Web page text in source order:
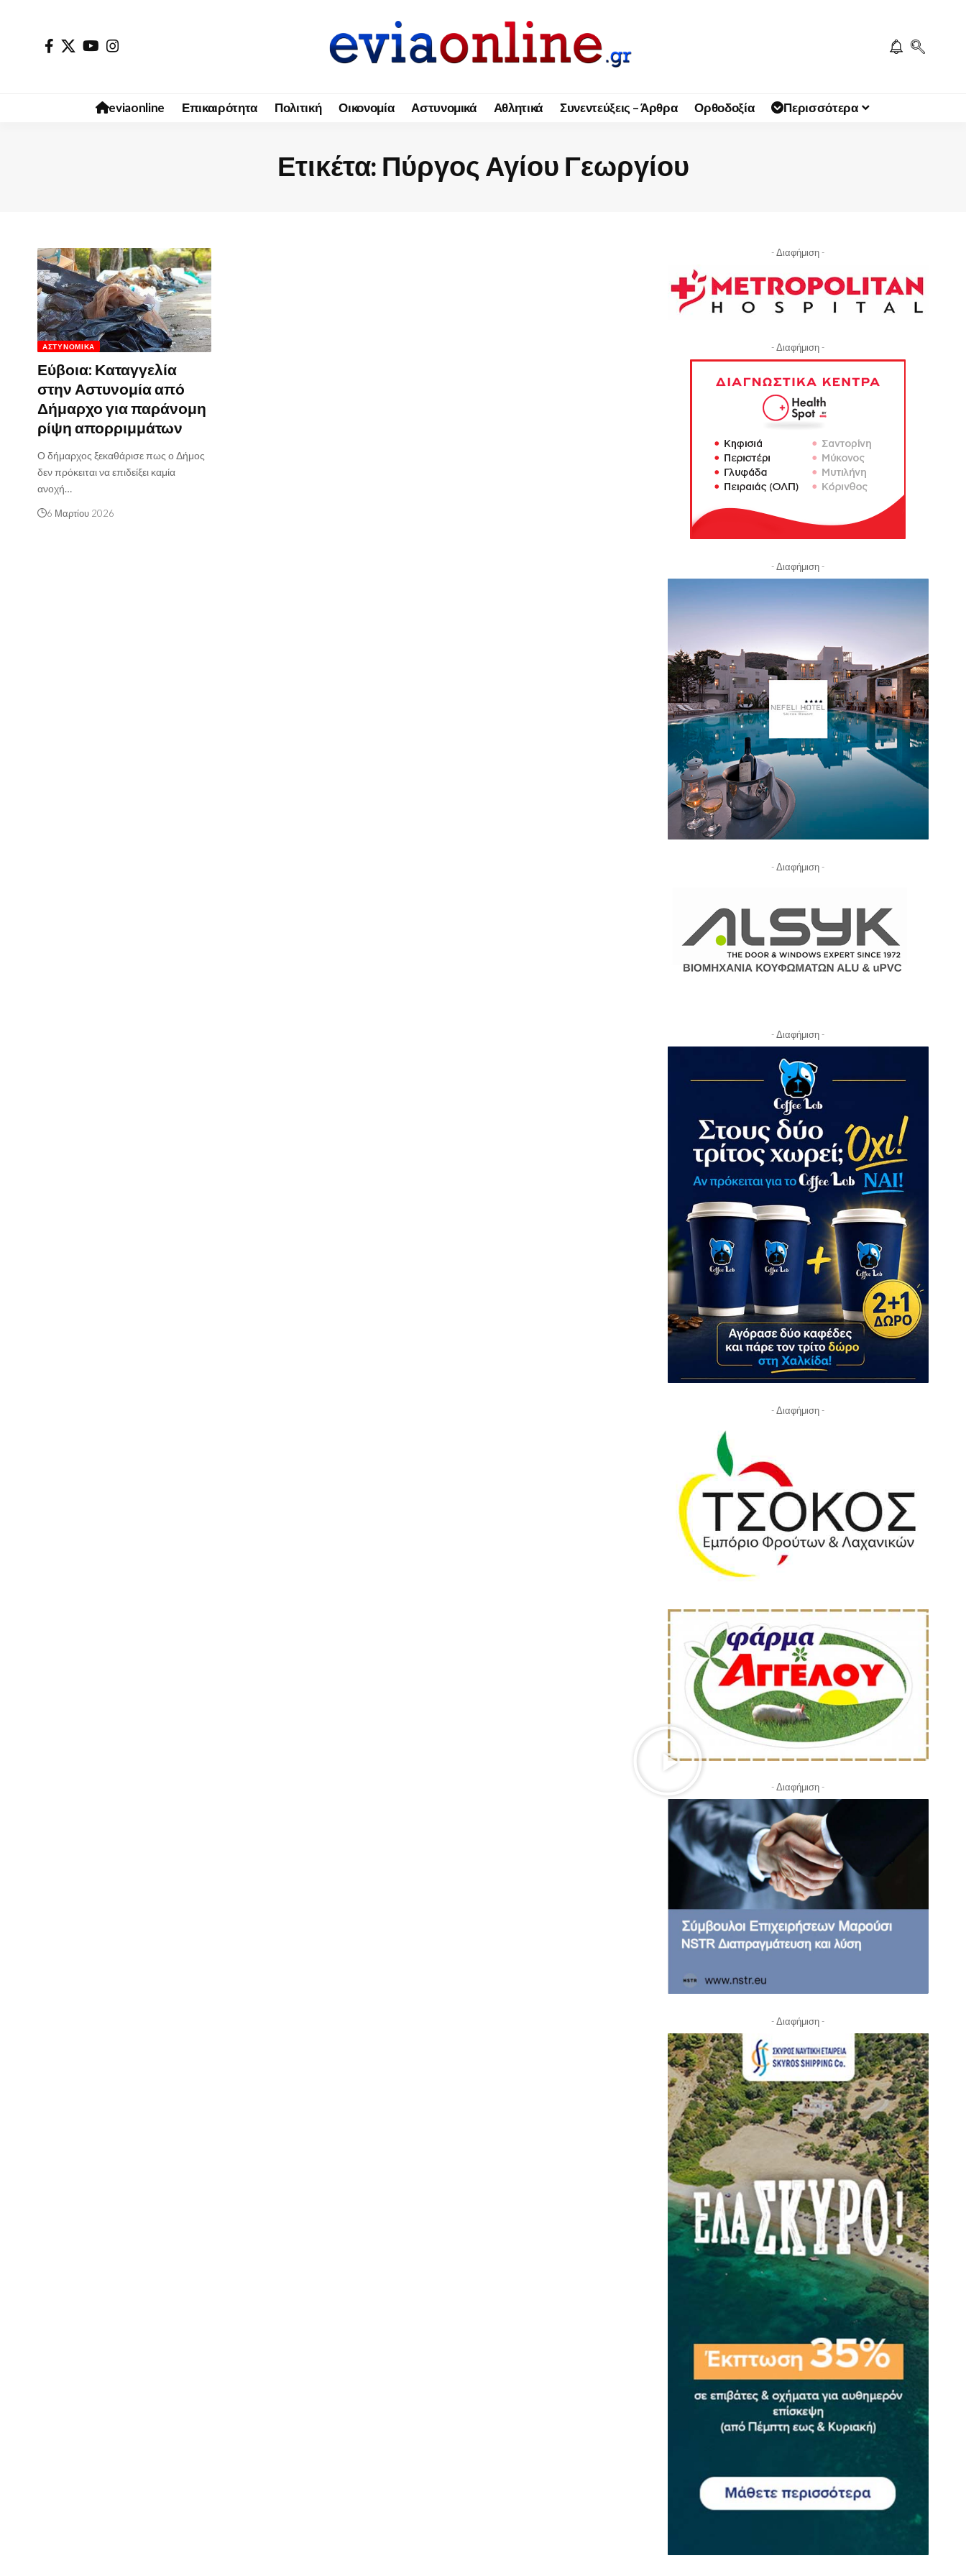
eviaonline Επικαιρότητα Πολιτική Οικονομία Αστυνομικά Αθλητικά Συνεντεύξεις – Άρθρα Ορθοδοξία Περισσότερα
Ετικέτα: Πύργος Αγίου Γεωργίου
ΑΣΤΥΝΟΜΙΚΆ
Εύβοια: Καταγγελία
στην Αστυνομία από
Δήμαρχο για παράνομη
ρίψη απορριμμάτων
Ο δήμαρχος ξεκαθάρισε πως ο Δήμος
δεν πρόκειται να επιδείξει καμία
ανοχή…
6 Μαρτίου 2026
- Διαφήμιση -
- Διαφήμιση -
- Διαφήμιση -
- Διαφήμιση -
- Διαφήμιση -
- Διαφήμιση -
- Διαφήμιση -
- Διαφήμιση -